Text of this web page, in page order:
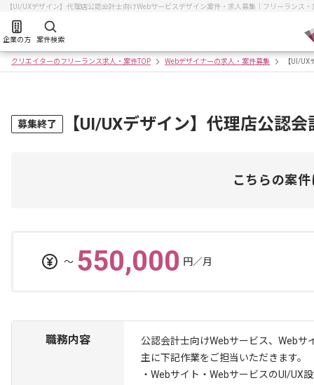
【UI/UXデザイン】代理店公認会計士向けWebサービスデザイン案件・求人募集｜フリーランス
企業の方 案件検索
クリエイターのフリーランス求人・案件TOP Webデザイナーの求人・案件募集 【UI/
募集終了 【UI/UXデザイン】代理店公認
こちらの案
〜 550,000 円／月
職務内容
公認会計士向けWebサービス、Webサ
主に下記作業をご担当いただきます。
・Webサイト・WebサービスのUI/UX